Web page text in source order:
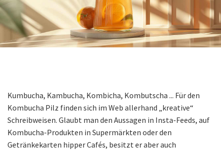
Kumbucha, Kambucha, Kombicha, Kombutscha ... Für den
Kombucha Pilz finden sich im Web allerhand „kreative“
Schreibweisen. Glaubt man den Aussagen in Insta-Feeds, auf
Kombucha-Produkten in Supermärkten oder den
Getränkekarten hipper Cafés, besitzt er aber auch